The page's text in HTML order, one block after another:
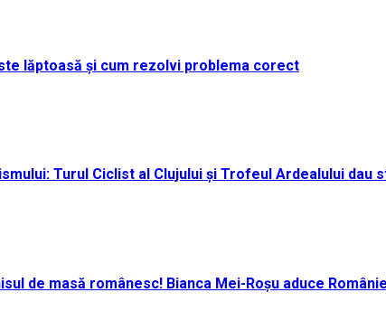
lăptoasă și cum rezolvi problema corect
Turul Ciclist al Clujului și Trofeul Ardealului dau
de masă românesc! Bianca Mei-Roșu aduce